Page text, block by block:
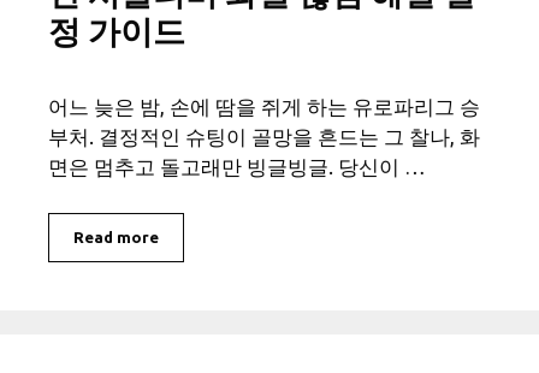
정 가이드
어느 늦은 밤, 손에 땀을 쥐게 하는 유로파리그 승
부처. 결정적인 슈팅이 골망을 흔드는 그 찰나, 화
면은 멈추고 돌고래만 빙글빙글. 당신이 …
Read more